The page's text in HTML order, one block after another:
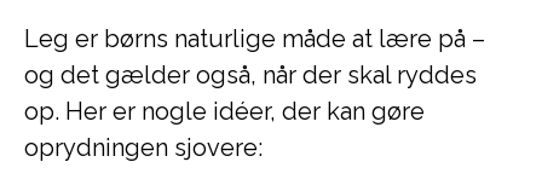
Leg er børns naturlige måde at lære på –
og det gælder også, når der skal ryddes
op. Her er nogle idéer, der kan gøre
oprydningen sjovere: